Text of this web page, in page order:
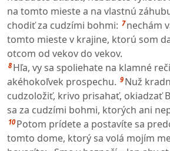
na tomto mieste a na vlastnú
chodiť za cudzími bohmi: 7 nechám
tomto mieste v krajine, ktorú som
otcom od vekov do vekov.
8 Hľa, vy sa spoliehate na klamné
akéhokoľvek prospechu. 9 Nuž
cudzoložiť, krivo prisahať, okiadzať
sa za cudzími bohmi, ktorých ani
10 Potom prídete a postavíte sa
tomto dome, ktorý sa volá mojím